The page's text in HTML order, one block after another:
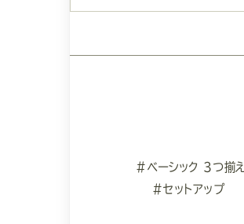
#ベーシック 3つ揃え
#セットアップ